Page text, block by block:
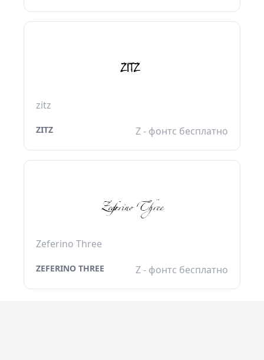
zitz
ZITZ Z - фонтс бесплатно
Zeferino Three
ZEFERINO THREE Z - фонтс бесплатно